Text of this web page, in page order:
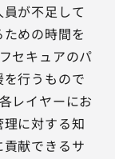
が不足して
めの時間を
セキュアのパ
行うもので
レイヤーにお
に対する知
献できるサ